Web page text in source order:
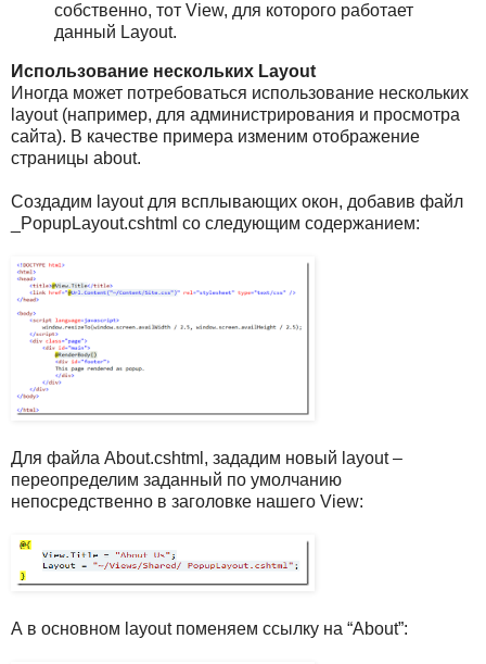
собственно, тот View, для которого работает
данный Layout.
Использование нескольких Layout
Иногда может потребоваться использование нескольких
layout (например, для администрирования и просмотра
сайта). В качестве примера изменим отображение
страницы about.
Создадим layout для всплывающих окон, добавив файл
_PopupLayout.cshtml со следующим содержанием:
Для файла About.cshtml, зададим новый layout –
переопределим заданный по умолчанию
непосредственно в заголовке нашего View:
А в основном layout поменяем ссылку на “About”: